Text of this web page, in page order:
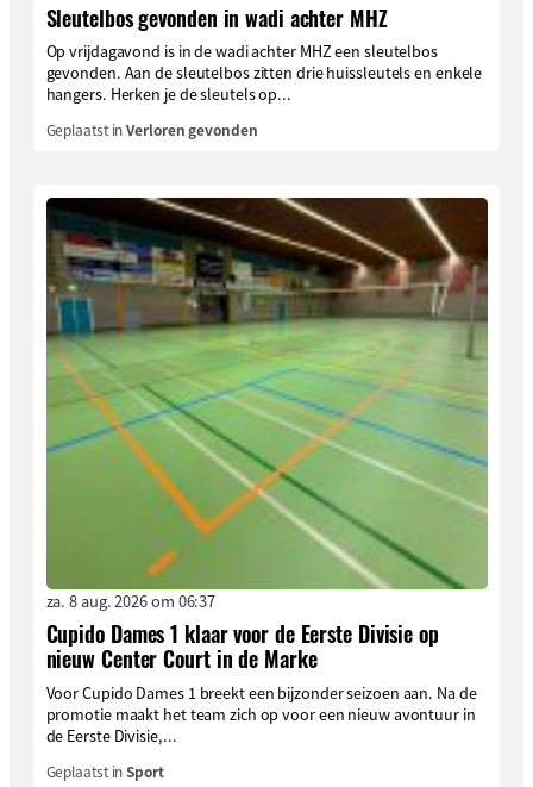
Sleutelbos gevonden in wadi achter MHZ
Op vrijdagavond is in de wadi achter MHZ een sleutelbos
gevonden. Aan de sleutelbos zitten drie huissleutels en enkele
hangers. Herken je de sleutels op...
Geplaatst inVerloren gevonden
za. 8 aug. 2026 om 06:37
Cupido Dames 1 klaar voor de Eerste Divisie op
nieuw Center Court in de Marke
Voor Cupido Dames 1 breekt een bijzonder seizoen aan. Na de
promotie maakt het team zich op voor een nieuw avontuur in
de Eerste Divisie,...
Geplaatst inSport